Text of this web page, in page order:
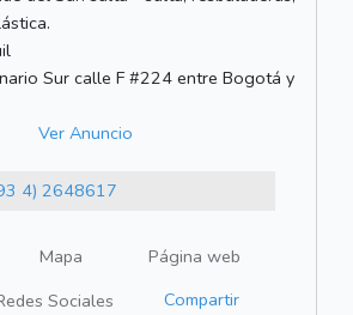
Sur calle F #224 entre Bogotá y
Ver Anuncio
4) 2648617
Mapa
Página web
Sociales Compartir